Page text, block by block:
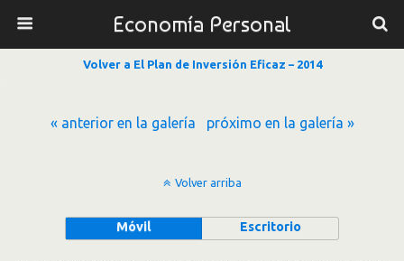
Economía Personal
Volver a El Plan de Inversión Eficaz – 2014
« anterior en la galería próximo en la galería »
Volver arriba
Móvil Escritorio